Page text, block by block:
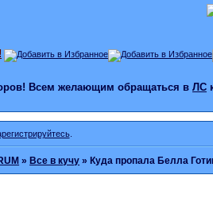
Всем желающим обращаться в ЛС
.
»Все в кучу »Куда пропала Белла